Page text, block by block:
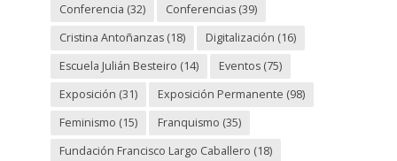
Conferencia (32) Conferencias(39)
Cristina Antoñanzas(18) Digitalización (16)
Escuela Julián Besteiro (14) Eventos(75)
Exposición (31) Exposición Permanente (98)
Feminismo (15) Franquismo (35)
Fundación Francisco Largo Caballero (18)